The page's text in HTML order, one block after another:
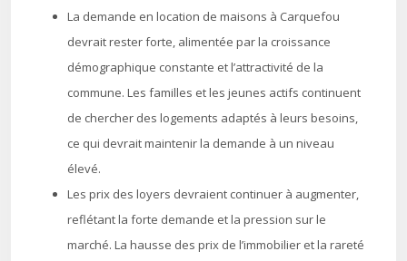
La demande en location de maisons à Carquefou
devrait rester forte, alimentée par la croissance
démographique constante et l’attractivité de la
commune. Les familles et les jeunes actifs continuent
de chercher des logements adaptés à leurs besoins,
ce qui devrait maintenir la demande à un niveau
élevé.
Les prix des loyers devraient continuer à augmenter,
reflétant la forte demande et la pression sur le
marché. La hausse des prix de l’immobilier et la rareté